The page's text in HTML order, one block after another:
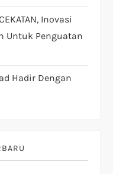
Inovasi
Untuk Penguatan
Hadir Dengan